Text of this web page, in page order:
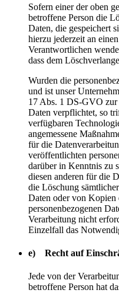
Sofern einer der oben
betroffene Person die
Daten, die gespeichert
hierzu jederzeit an
Verantwortlichen
dass dem
Wurden die
und ist unser
17 Abs. 1 DS-GVO zur
Daten verpflichtet, so
verfügbaren
angemessene
für die
veröffentlichten
darüber in Kenntnis zu
diesen anderen für die
die Löschung
Daten oder von Kopien
personenbezogenen
Verarbeitung nicht
Einzelfall das
e) Recht auf
Jede von der
betroffene Person hat